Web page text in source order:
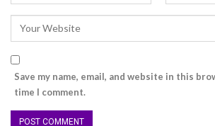
Save my name, email, and website in this
time I comment.